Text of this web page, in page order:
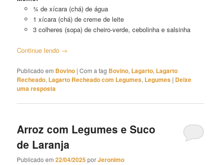
¾ de xícara (chá) de água
1 xícara (chá) de creme de leite
3 colheres (sopa) de cheiro-verde, cebolinha e salsinha
Continue lendo →
Publicado em Bovino |Com a tag Bovino, Lagarto, Lagarto
Recheado, Lagarto Recheado com Legumes, Legumes | Deixe
uma resposta
Arroz com Legumes e Suco
de Laranja
Publicado em22/04/2025porJeronimo